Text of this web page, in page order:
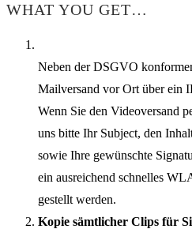
WHAT YOU GET…
Neben der DSGVO
Mailversand vor Ort über ein
Wenn Sie den Videoversand
uns bitte Ihr Subject, den
sowie Ihre gewünschte
ein ausreichend schnelles
gestellt werden.
Kopie sämtlicher Clips für